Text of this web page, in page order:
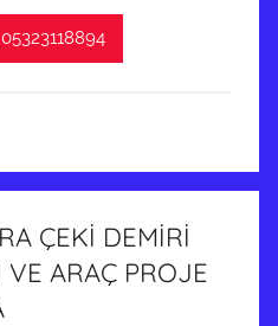
ÇEKİ DEMİRİ
ARAÇ PROJE